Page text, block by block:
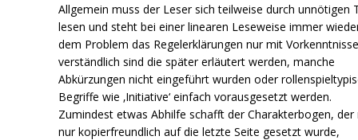
Allgemein muss der Leser sich teilweise durch unnötigen
lesen und steht bei einer linearen Leseweise immer
dem Problem das Regelerklärungen nur mit
verständlich sind die später erläutert werden, manche
Abkürzungen nicht eingeführt wurden oder
Begriffe wie ‚Initiative‘ einfach vorausgesetzt werden.
Zumindest etwas Abhilfe schafft der Charakterbogen, der
nur kopierfreundlich auf die letzte Seite gesetzt wurde,